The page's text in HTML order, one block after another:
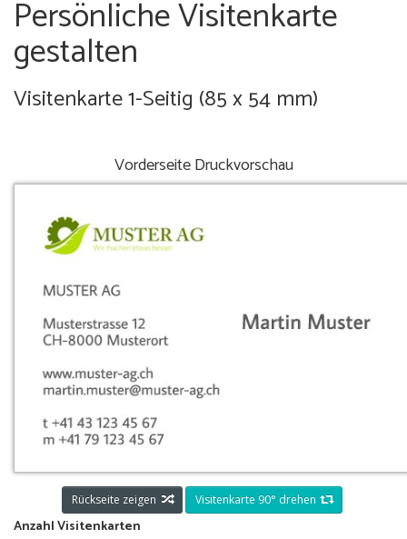
Persönliche Visitenkarte
gestalten
Visitenkarte 1-Seitig (85 x 54 mm)
Vorderseite Druckvorschau
Rückseite zeigen Visitenkarte 90° drehen
Anzahl Visitenkarten